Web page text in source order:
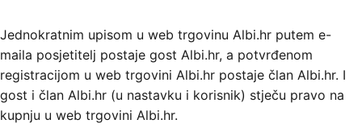
Jednokratnim upisom u web trgovinu Albi.hr putem e-
maila posjetitelj postaje gost Albi.hr, a potvrđenom
registracijom u web trgovini Albi.hr postaje član Albi.hr. I
gost i član Albi.hr (u nastavku i korisnik) stječu pravo na
kupnju u web trgovini Albi.hr.